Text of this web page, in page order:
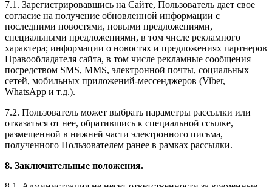
7.1. Зарегистрировавшись на Сайте, Пользователь дает свое
согласие на получение обновленной информации с
последними новостями, новыми предложениями,
специальными предложениями, в том числе рекламного
характера; информации о новостях и предложениях партнеров
Правообладателя сайта, в том числе рекламные сообщения
посредством SMS, MMS, электронной почты, социальных
сетей, мобильных приложений-мессенджеров (Viber,
WhatsApp и т.д.).
7.2. Пользователь может выбрать параметры рассылки или
отказаться от нее, обратившись к специальной ссылке,
размещенной в нижней части электронного письма,
полученного Пользователем ранее в рамках рассылки.
8. Заключительные положения.